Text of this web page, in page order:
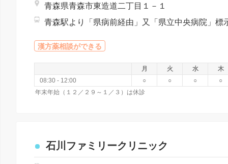
青森県青森市東造道二丁目１－１
漢方薬相談ができる
月 火 水
木
08:30 - 12:00
○ ○ ○
○
年末年始（１２／２９～１／３）は休診
石川ファミリークリニック